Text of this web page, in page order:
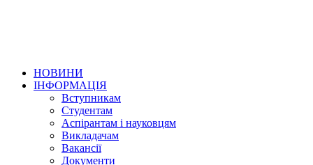
НОВИНИ
ІНФОРМАЦІЯ
Вступникам
Студентам
Аспірантам і науковцям
Викладачам
Вакансії
Документи